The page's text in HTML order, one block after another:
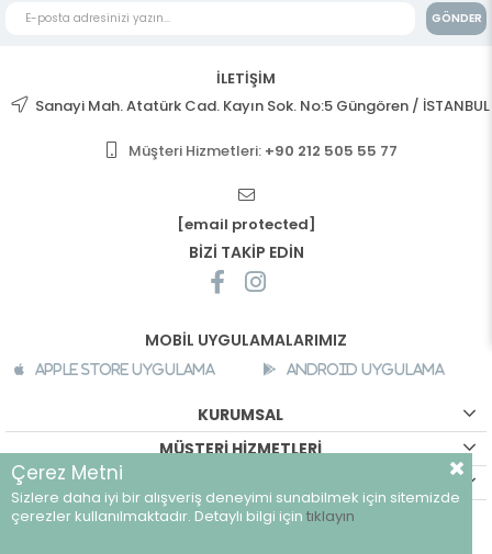
GÖNDER
İLETİŞİM
Sanayi Mah. Atatürk Cad. Kayın Sok. No:5 Güngören / İSTANBUL
Müşteri Hizmetleri: +90 212 505 55 77
[email protected]
BİZİ TAKİP EDİN
MOBİL UYGULAMALARIMIZ
Apple Store Uygulama Android Uygulama
KURUMSAL
MÜŞTERİ HİZMETLERİ
©breeze.com.tr - Tüm hakları saklıdır.
Çerez Metni
Sizlere daha iyi bir alışveriş deneyimi sunabilmek için sitemizde
çerezler kullanılmaktadır. Detaylı bilgi için tıklayın